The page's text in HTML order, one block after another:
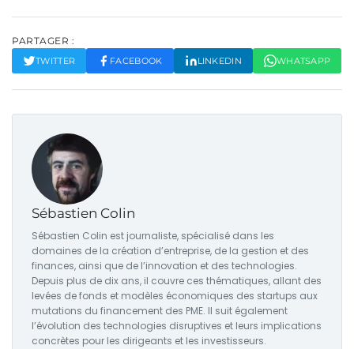
PARTAGER :
TWITTER FACEBOOK LINKEDIN WHATSAPP
Sébastien Colin
Sébastien Colin est journaliste, spécialisé dans les
domaines de la création d’entreprise, de la gestion et des
finances, ainsi que de l’innovation et des technologies.
Depuis plus de dix ans, il couvre ces thématiques, allant des
levées de fonds et modèles économiques des startups aux
mutations du financement des PME. Il suit également
l’évolution des technologies disruptives et leurs implications
concrètes pour les dirigeants et les investisseurs.